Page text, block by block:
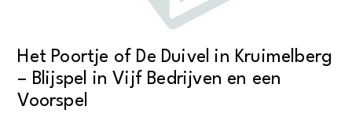
Het Poortje of De Duivel in Kruimelberg
– Blijspel in Vijf Bedrijven en een
Voorspel